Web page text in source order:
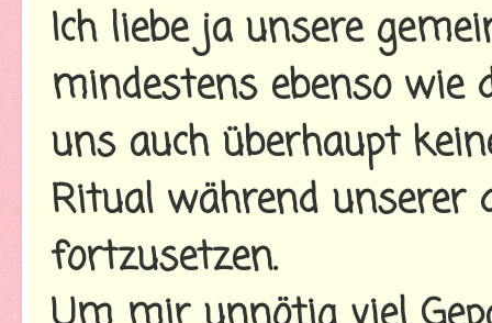
Ich liebe ja unsere
mindestens ebenso wie
uns auch überhaupt
Ritual während unserer
fortzusetzen.